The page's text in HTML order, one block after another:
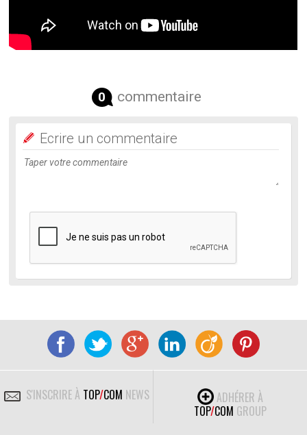
0 commentaire
Ecrire un commentaire
S'INSCRIRE À TOP/COM NEWS
ADHÉRER À
TOP/COM GROUP